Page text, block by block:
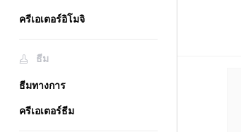
ครีเอเตอร์อิโมจิ
ธีม
ธีมทางการ
ครีเอเตอร์ธีม